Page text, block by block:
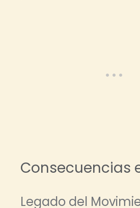
Consecuencias
Legado del